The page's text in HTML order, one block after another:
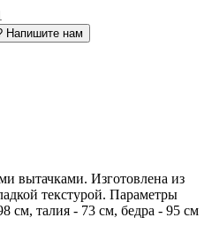
Напишите нам
вытачками. Изготовлена из
текстурой. Параметры
см, талия - 73 см, бедра - 95 см